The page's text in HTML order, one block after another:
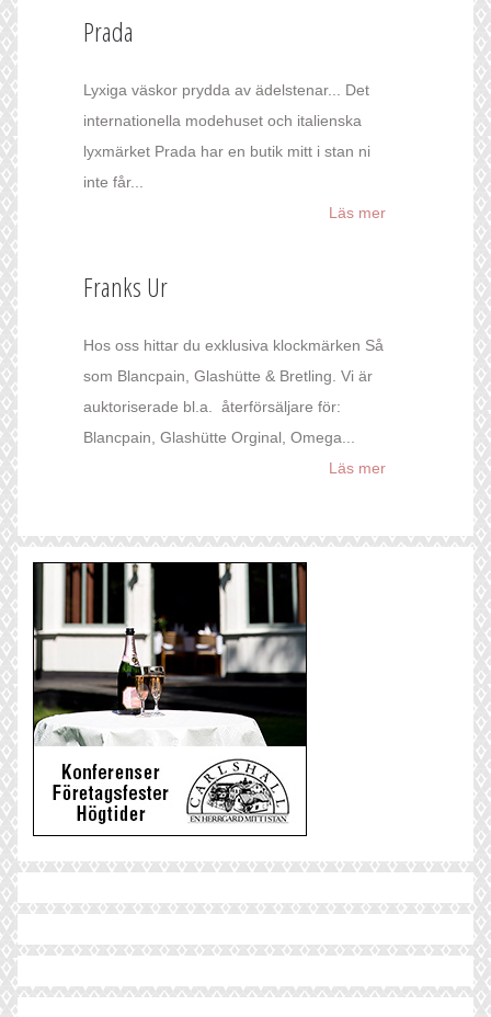
Prada
Lyxiga väskor prydda av ädelstenar... Det
internationella modehuset och italienska
lyxmärket Prada har en butik mitt i stan ni
inte får...
Läs mer
Franks Ur
Hos oss hittar du exklusiva klockmärken Så
som Blancpain, Glashütte & Bretling. Vi är
auktoriserade bl.a. återförsäljare för:
Blancpain, Glashütte Orginal, Omega...
Läs mer